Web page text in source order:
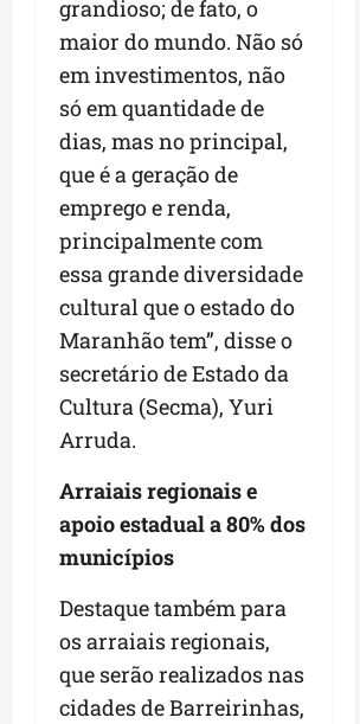
grandioso; de fato, o
maior do mundo. Não só
em investimentos, não
só em quantidade de
dias, mas no principal,
que é a geração de
emprego e renda,
principalmente com
essa grande diversidade
cultural que o estado do
Maranhão tem”, disse o
secretário de Estado da
Cultura (Secma), Yuri
Arruda.
Arraiais regionais e
apoio estadual a 80% dos
municípios
Destaque também para
os arraiais regionais,
que serão realizados nas
cidades de Barreirinhas,